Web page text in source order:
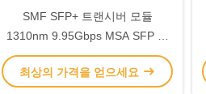
SMF SFP+ 트랜시버 모듈
1310nm 9.95Gbps MSA SFP 사
양에 적합
최상의 가격을 얻으세요